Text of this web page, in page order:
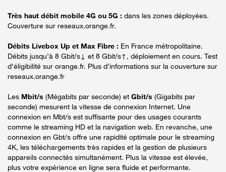
Très haut débit mobile 4G ou 5G : dans les zones déployées.
Couverture sur reseaux.orange.fr.
Débits Livebox Up et Max Fibre : En France métropolitaine.
Débits jusqu’à 8 Gbit/s↓ et 8 Gbit/s↑, déploiement en cours. Test
d’éligibilité sur orange.fr. Plus d’informations sur la couverture sur
reseaux.orange.fr
Les Mbit/s (Mégabits par seconde) et Gbit/s (Gigabits par
seconde) mesurent la vitesse de connexion Internet. Une
connexion en Mbt/s est suffisante pour des usages courants
comme le streaming HD et la navigation web. En revanche, une
connexion en Gbt/s offre une rapidité optimale pour le streaming
4K, les téléchargements très rapides et la gestion de plusieurs
appareils connectés simultanément. Plus la vitesse est élevée,
plus votre expérience en ligne sera fluide et performante.